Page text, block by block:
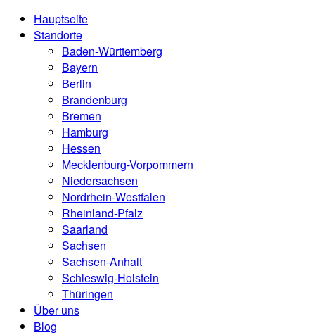
Hauptseite
Standorte
Baden-Württemberg
Bayern
Berlin
Brandenburg
Bremen
Hamburg
Hessen
Mecklenburg-Vorpommern
Niedersachsen
Nordrhein-Westfalen
Rheinland-Pfalz
Saarland
Sachsen
Sachsen-Anhalt
Schleswig-Holstein
Thüringen
Über uns
Blog